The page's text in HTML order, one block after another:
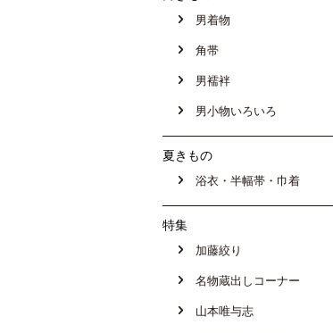
男着物
角帯
男襦袢
男小物いろいろ
夏きもの
浴衣・半幅帯・巾着
特集
加藤絞り
名物蔵出しコーナー
山本唯与志